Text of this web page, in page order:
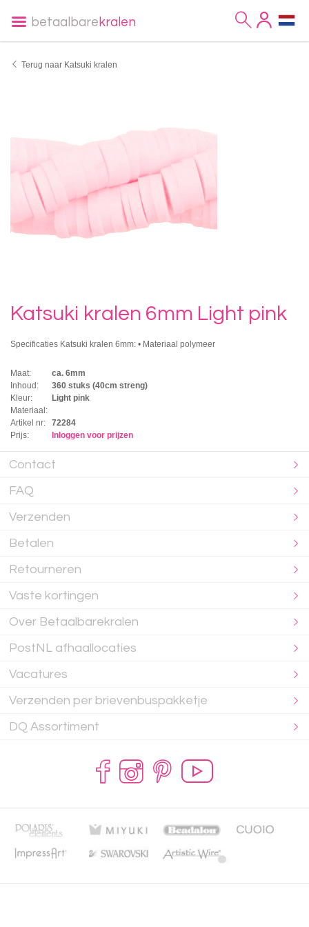
betaalbare kralen
Terug naar Katsuki kralen
Katsuki kralen 6mm Light pink
Specificaties Katsuki kralen 6mm: • Materiaal polymeer
Maat:
ca. 6mm
Inhoud:
360 stuks (40cm streng)
Kleur:
Light pink
Materiaal:
Artikel nr:
72284
Prijs:
Inloggen voor prijzen
Contact
FAQ
Verzenden
Betalen
Retourneren
Vaste kortingen
Over Betaalbarekralen
PostNL afhaallocaties
Vacatures
Verzenden per brievenbuspakketje
DQ Assortiment